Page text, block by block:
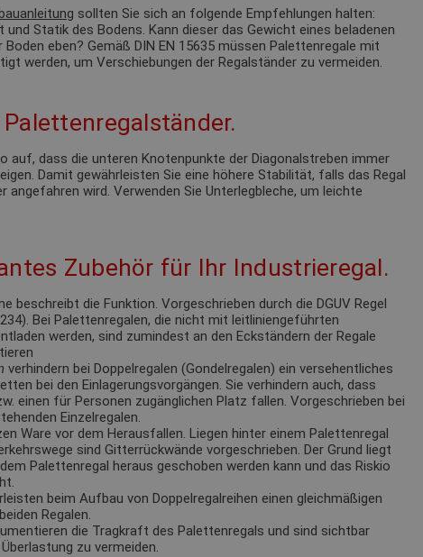
sollten Sie sich an folgende Empfehlungen halten:
Statik des Bodens. Kann dieser das Gewicht eines beladenen
eben? Gemäß DIN EN 15635 müssen Palettenregale mit
werden, um Verschiebungen der Regalständer zu vermeiden.
auf, dass die unteren Knotenpunkte der Diagonalstreben immer
Damit gewährleisten Sie eine höhere Stabilität, falls das Regal
angefahren wird. Verwenden Sie Unterlegbleche, um leichte
Zubehör für Ihr Industrieregal.
beschreibt die Funktion. Vorgeschrieben durch die DGUV Regel
Bei Palettenregalen, die nicht mit leitliniengeführten
werden, sind zumindest an den Eckständern der Regale
verhindern bei Doppelregalen (Gondelregalen) ein versehentliches
bei den Einlagerungsvorgängen. Sie verhindern auch, dass
einen für Personen zugänglichen Platz fallen. Vorgeschrieben bei
Einzelregalen.
Ware vor dem Herausfallen. Liegen hinter einem Palettenregal
sind Gitterrückwände vorgeschrieben. Der Grund liegt
Palettenregal heraus geschoben werden kann und das Riskio
beim Aufbau von Doppelregalreihen einen gleichmäßigen
Regalen.
die Tragkraft des Palettenregals und sind sichtbar
zu vermeiden.